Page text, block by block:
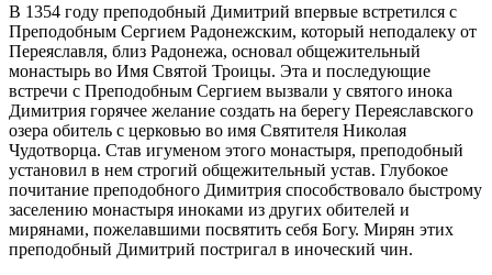
В 1354 году преподобный Димитрий впервые встретился с
Преподобным Сергием Радонежским, который неподалеку от
Переяславля, близ Радонежа, основал общежительный
монастырь во Имя Святой Троицы. Эта и последующие
встречи с Преподобным Сергием вызвали у святого инока
Димитрия горячее желание создать на берегу Переяславского
озера обитель с церковью во имя Святителя Николая
Чудотворца. Став игуменом этого монастыря, преподобный
установил в нем строгий общежительный устав. Глубокое
почитание преподобного Димитрия способствовало быстрому
заселению монастыря иноками из других обителей и
мирянами, пожелавшими посвятить себя Богу. Мирян этих
преподобный Димитрий постригал в иноческий чин.